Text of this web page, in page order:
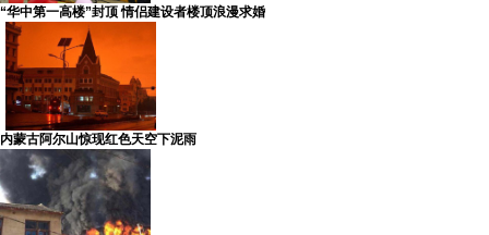
“华中第一高楼”封顶 情侣建设者楼顶浪漫求婚
内蒙古阿尔山惊现红色天空下泥雨